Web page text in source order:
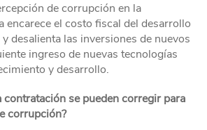
de corrupción en la
encarece el costo fiscal del desarrollo
desalienta las inversiones de nuevos
ingreso de nuevas tecnologías
y desarrollo.
contratación se pueden corregir para
corrupción?